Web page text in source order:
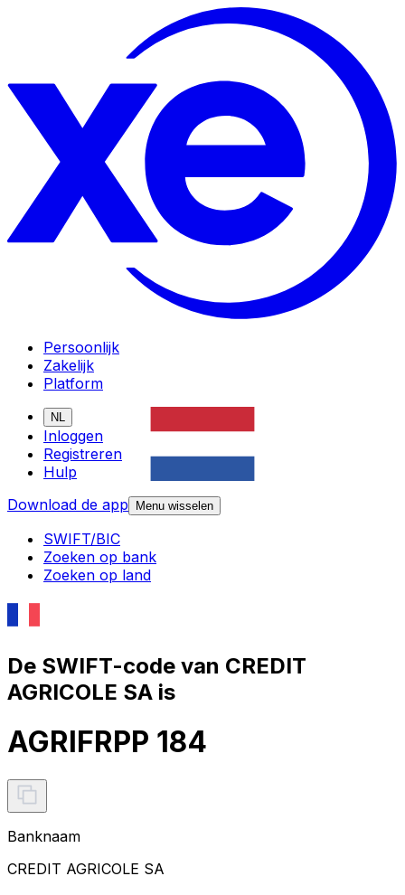
Persoonlijk
Zakelijk
Platform
NL
Inloggen
Registreren
Hulp
Download de app
Menu wisselen
SWIFT/BIC
Zoeken op bank
Zoeken op land
De SWIFT-code van CREDIT
AGRICOLE SA is
AGRIFRPP 184
Banknaam
CREDIT AGRICOLE SA